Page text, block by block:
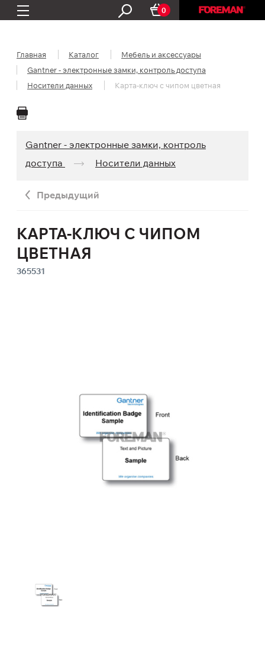
0
Главная Каталог
Мебель и аксессуары
Gantner - электронные замки, контроль доступа
Носители данных
Карта-ключ с чипом цветная
Gantner - электронные замки, контроль
доступа
Носители данных
Предыдущий
КАРТА-КЛЮЧ С ЧИПОМ
ЦВЕТНАЯ
365531